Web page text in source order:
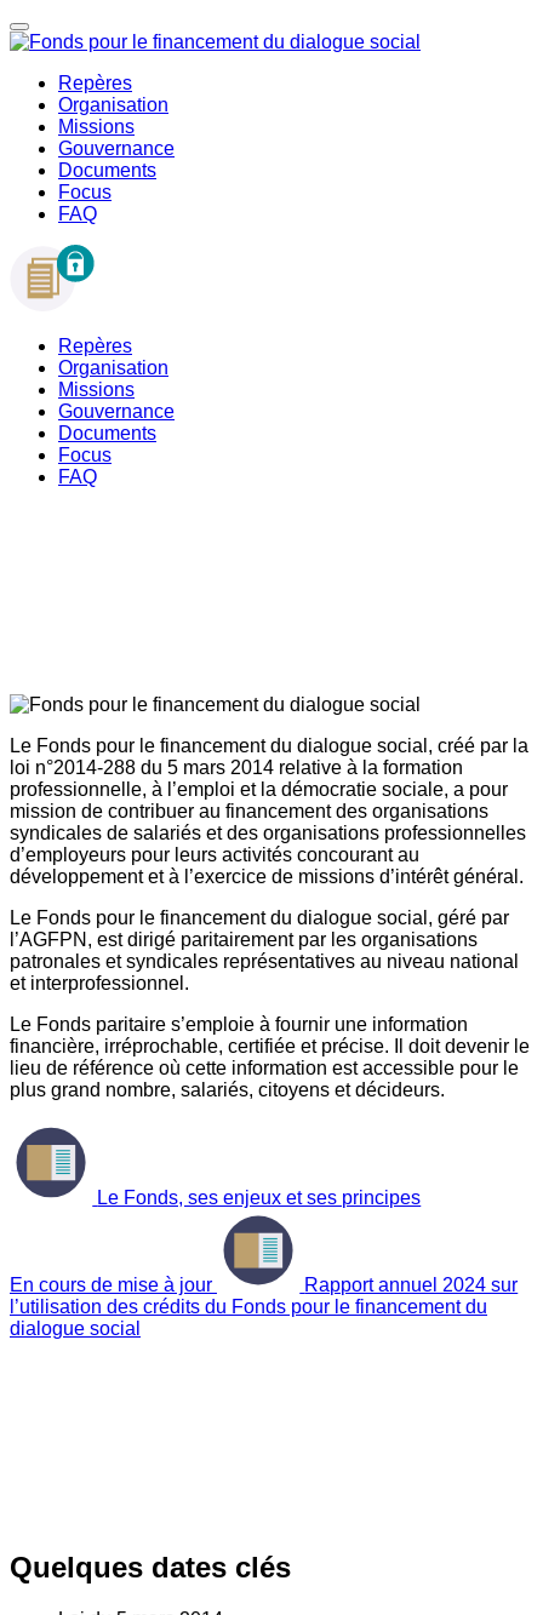
Repères
Organisation
Missions
Gouvernance
Documents
Focus
FAQ
Repères
Organisation
Missions
Gouvernance
Documents
Focus
FAQ
Le Fonds pour le financement du dialogue social, créé par la
loi n°2014-288 du 5 mars 2014 relative à la formation
professionnelle, à l’emploi et la démocratie sociale, a pour
mission de contribuer au financement des organisations
syndicales de salariés et des organisations professionnelles
d’employeurs pour leurs activités concourant au
développement et à l’exercice de missions d’intérêt général.
Le Fonds pour le financement du dialogue social, géré par
l’AGFPN, est dirigé paritairement par les organisations
patronales et syndicales représentatives au niveau national
et interprofessionnel.
Le Fonds paritaire s’emploie à fournir une information
financière, irréprochable, certifiée et précise. Il doit devenir le
lieu de référence où cette information est accessible pour le
plus grand nombre, salariés, citoyens et décideurs.
Le Fonds, ses enjeux et ses principes
En cours de mise à jour
Rapport annuel 2024 sur
l’utilisation des crédits du Fonds pour le financement du
dialogue social
Quelques dates clés